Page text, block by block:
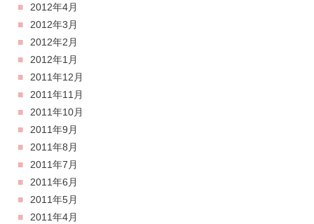
2012年4月
2012年3月
2012年2月
2012年1月
2011年12月
2011年11月
2011年10月
2011年9月
2011年8月
2011年7月
2011年6月
2011年5月
2011年4月